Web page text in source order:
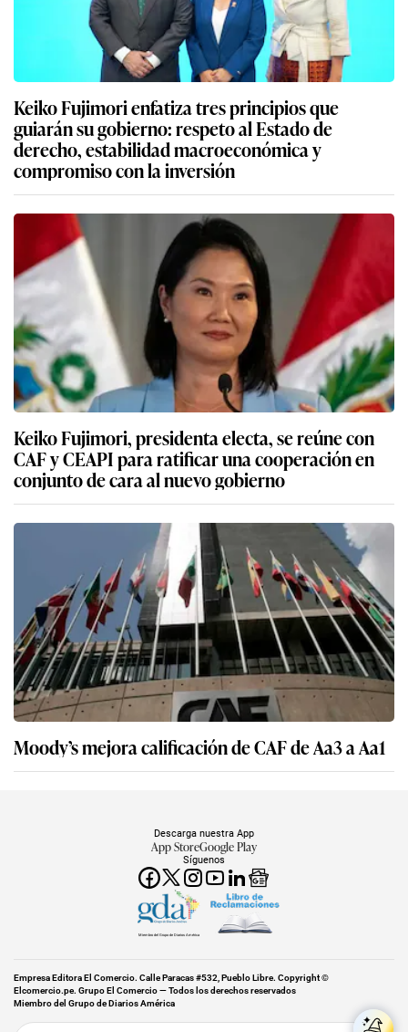
Keiko Fujimori enfatiza tres principios que
guiarán su gobierno: respeto al Estado de
derecho, estabilidad macroeconómica y
compromiso con la inversión
Keiko Fujimori, presidenta electa, se reúne con
CAF y CEAPI para ratificar una cooperación en
conjunto de cara al nuevo gobierno
Moody’s mejora calificación de CAF de Aa3 a Aa1
Síguenos
Descarga nuestra App
App StoreGoogle Play
Miembro del Grupo de Diarios América
Empresa Editora El Comercio. Calle Paracas #532, Pueblo Libre. Copyright ©
Elcomercio.pe. Grupo El Comercio — Todos los derechos reservados
Miembro del Grupo de Diarios América